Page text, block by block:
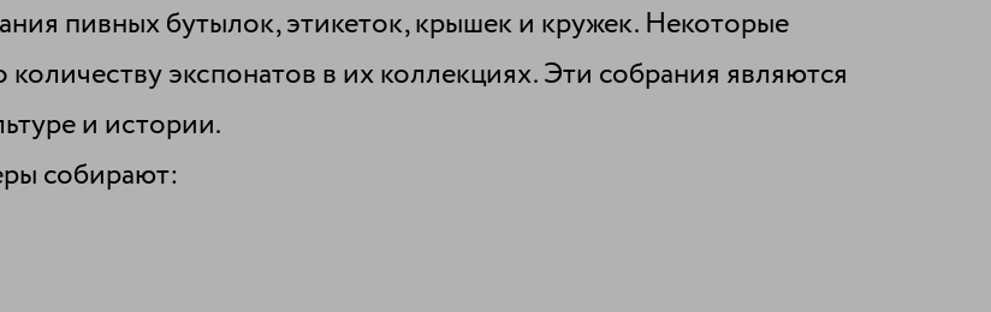
пивных бутылок, этикеток, крышек и кружек. Некоторые
экспонатов в их коллекциях. Эти собрания являются
и истории.
собирают: